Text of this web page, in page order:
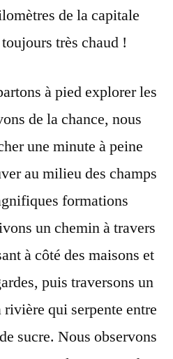
de la capitale
très chaud !
à pied explorer les
de la chance, nous
une minute à peine
au milieu des champs
formations
un chemin à travers
à côté des maisons et
puis traversons un
rivière qui serpente entre
sucre. Nous observons